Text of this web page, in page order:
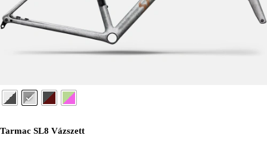
Tarmac SL8 Vázszett